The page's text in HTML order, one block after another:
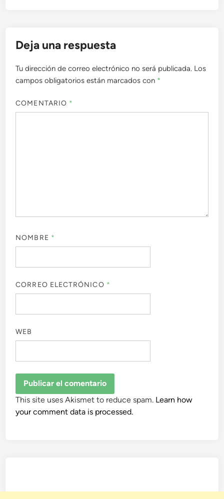
Deja una respuesta
Tu dirección de correo electrónico no será publicada. Los
campos obligatorios están marcados con *
COMENTARIO *
NOMBRE *
CORREO ELECTRÓNICO *
WEB
This site uses Akismet to reduce spam. Learn how
your comment data is processed.